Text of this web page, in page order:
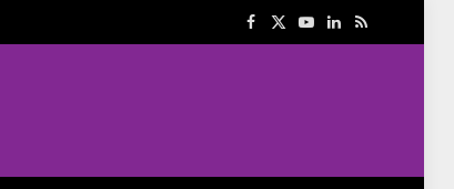
Facebook
X
YouTube
LinkedIn
RSS